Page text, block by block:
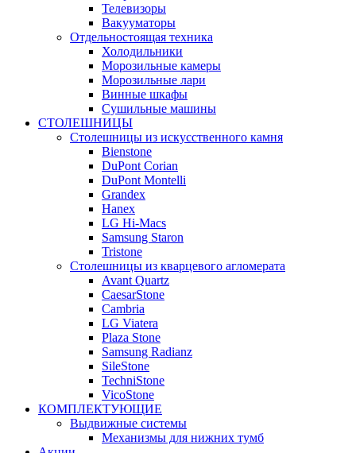
Телевизоры
Вакууматоры
Отдельностоящая техника
Холодильники
Морозильные камеры
Морозильные лари
Винные шкафы
Сушильные машины
СТОЛЕШНИЦЫ
Столешницы из искусственного камня
Bienstone
DuPont Corian
DuPont Montelli
Grandex
Hanex
LG Hi-Macs
Samsung Staron
Tristone
Столешницы из кварцевого агломерата
Avant Quartz
CaesarStone
Cambria
LG Viatera
Plaza Stone
Samsung Radianz
SileStone
TechniStone
VicoStone
КОМПЛЕКТУЮЩИЕ
Выдвижные системы
Механизмы для нижних тумб